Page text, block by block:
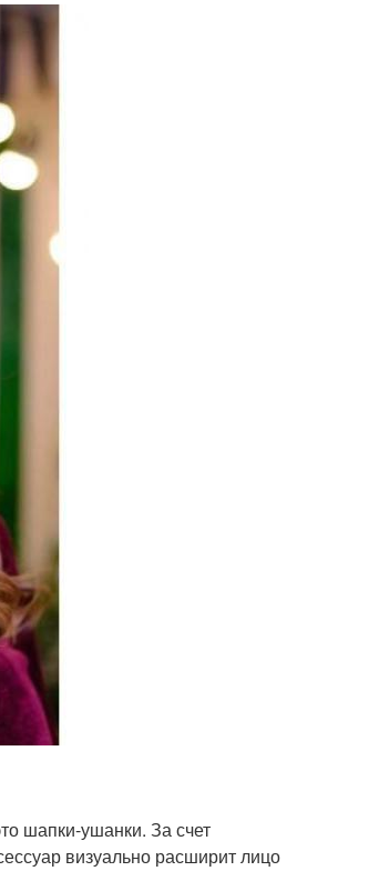
шапки-ушанки. За счет
визуально расширит лицо